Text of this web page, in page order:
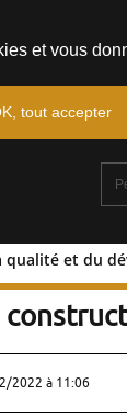
qualité et du
2022 à 11:06
et vous
tout accepter